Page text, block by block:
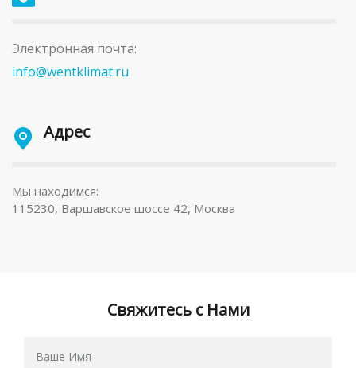
Электронная почта:
info@wentklimat.ru
Адрес
Мы находимся:
115230, Варшавское шоссе 42, Москва
Свяжитесь с Нами